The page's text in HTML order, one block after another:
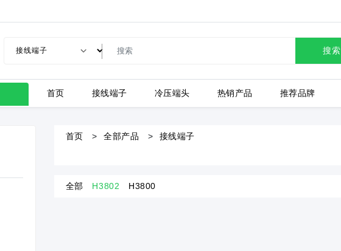
搜索
首页 接线端子 冷压端头 热销产品 推荐品牌
首页 全部产品 接线端子
全部 H3802 H3800